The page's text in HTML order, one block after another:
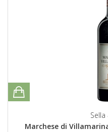
Marchese di